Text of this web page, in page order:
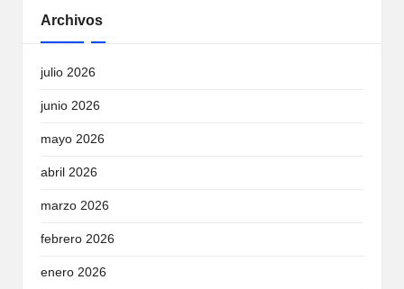
Archivos
julio 2026
junio 2026
mayo 2026
abril 2026
marzo 2026
febrero 2026
enero 2026